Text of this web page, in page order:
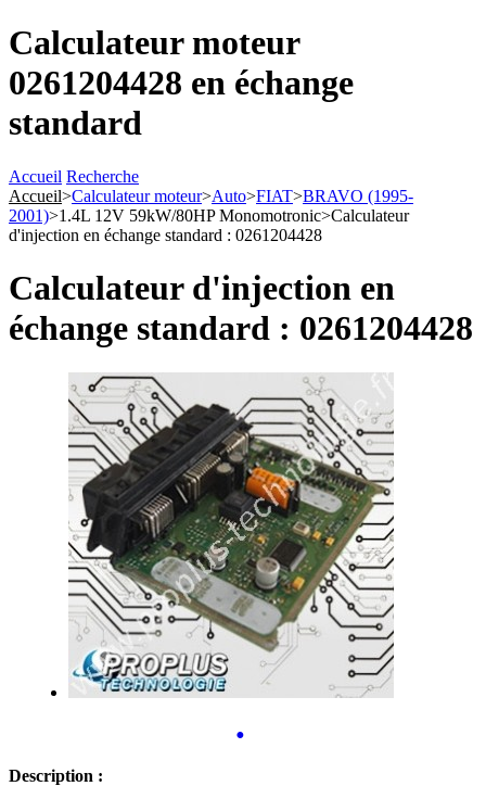
Calculateur moteur
0261204428 en échange
standard
Accueil Recherche
Accueil>Calculateur moteur>Auto>FIAT>BRAVO (1995-
2001)>1.4L 12V 59kW/80HP Monomotronic>Calculateur
d'injection en échange standard : 0261204428
Calculateur d'injection en
échange standard : 0261204428
•
Description :